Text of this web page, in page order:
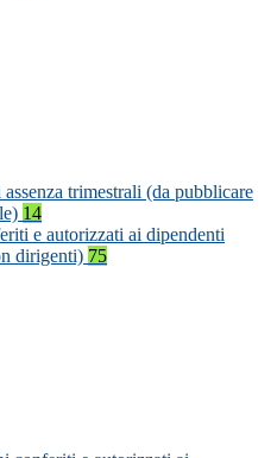
assenza trimestrali (da pubblicare
14
e autorizzati ai dipendenti
dirigenti) 75